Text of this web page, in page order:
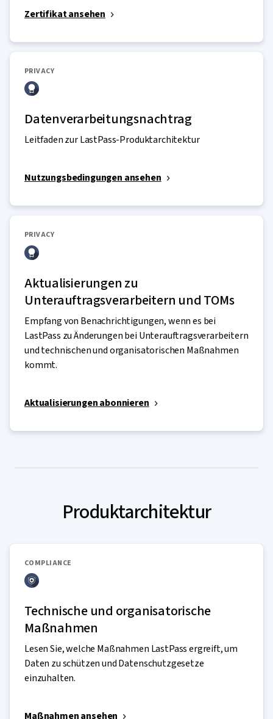
Zertifikat ansehen
PRIVACY
Datenverarbeitungsnachtrag
Leitfaden zur LastPass-Produktarchitektur
Nutzungsbedingungen ansehen
PRIVACY
Aktualisierungen zu
Unterauftragsverarbeitern und TOMs
Empfang von Benachrichtigungen, wenn es bei
LastPass zu Änderungen bei Unterauftragsverarbeitern
und technischen und organisatorischen Maßnahmen
kommt.
Aktualisierungen abonnieren
Produktarchitektur
COMPLIANCE
Technische und organisatorische
Maßnahmen
Lesen Sie, welche Maßnahmen LastPass ergreift, um
Daten zu schützen und Datenschutzgesetze
einzuhalten.
Maßnahmen ansehen